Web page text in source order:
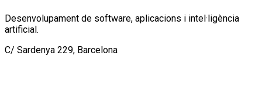
Desenvolupament de software, aplicacions i intel·ligència
artificial.
C/ Sardenya 229, Barcelona